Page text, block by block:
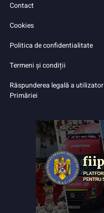
Contact
Cookies
Politica de confidentialitate
Termeni și condiții
Răspunderea legală a
Primăriei